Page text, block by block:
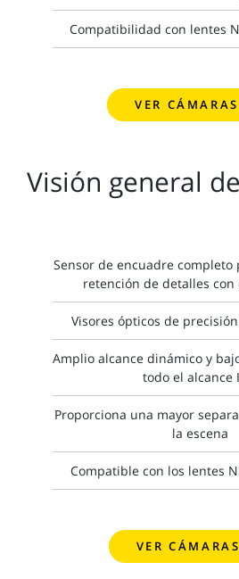
Compatibilidad con lentes
VER
Visión general
Sensor de encuadre
retención de detalles
Visores ópticos de
Amplio alcance dinámico y
todo el alcance
Proporciona una mayor
la escena
Compatible con los lentes
VER